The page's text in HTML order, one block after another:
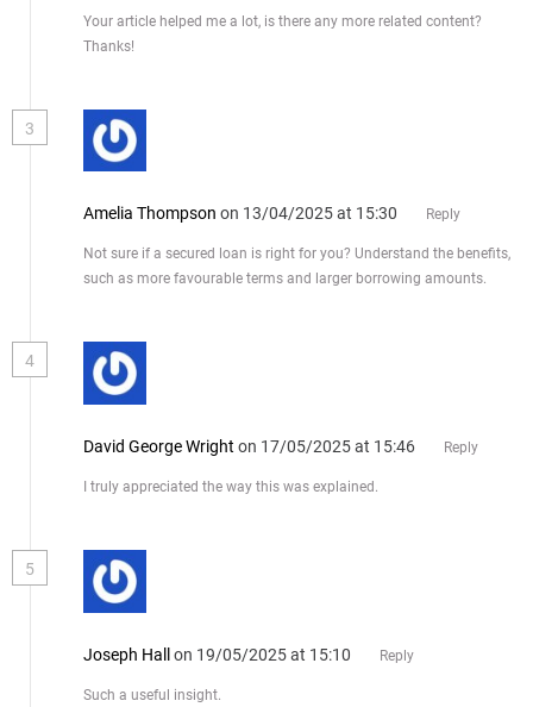
Your article helped me a lot, is there any more related content?
Thanks!
3
Amelia Thompson on 13/04/2025 at 15:30 Reply
Not sure if a secured loan is right for you? Understand the benefits,
such as more favourable terms and larger borrowing amounts.
4
David George Wright on 17/05/2025 at 15:46 Reply
I truly appreciated the way this was explained.
5
Joseph Hallon 19/05/2025 at 15:10 Reply
Such a useful insight.